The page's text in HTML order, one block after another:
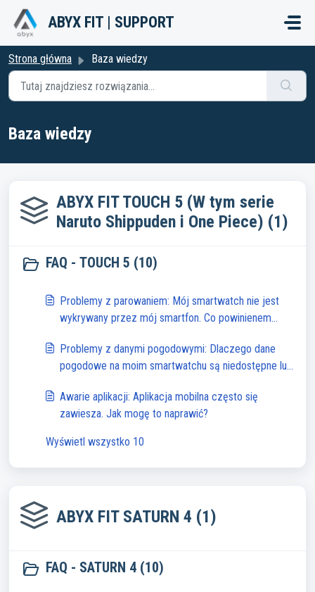
Przejdź do głównej treści
ABYX FIT | SUPPORT
Strona główna Baza wiedzy
Baza wiedzy
ABYX FIT TOUCH 5 (W tym serie
Naruto Shippuden i One Piece) (1)
FAQ - TOUCH 5 (10)
Problemy z parowaniem: Mój smartwatch nie jest
wykrywany przez mój smartfon. Co powinienem
Problemy z danymi pogodowymi: Dlaczego dane
pogodowe na moim smartwatchu są niedostępne lub
Awarie aplikacji: Aplikacja mobilna często się
zawiesza. Jak mogę to naprawić?
Wyświetl wszystko 10
ABYX FIT SATURN 4 (1)
FAQ - SATURN 4 (10)